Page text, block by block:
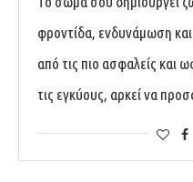
φροντίδα, ενδυνάμωση
από τις πιο ασφαλείς και
τις εγκύους, αρκεί να